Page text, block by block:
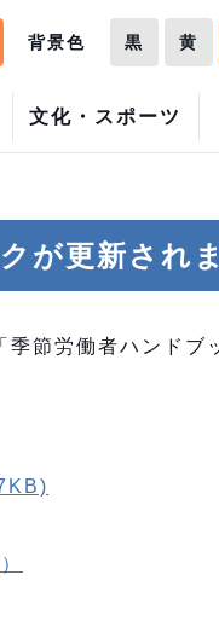
文化・スポーツ
背景色 黒 黄
が更新され
節労働者ハンドブ